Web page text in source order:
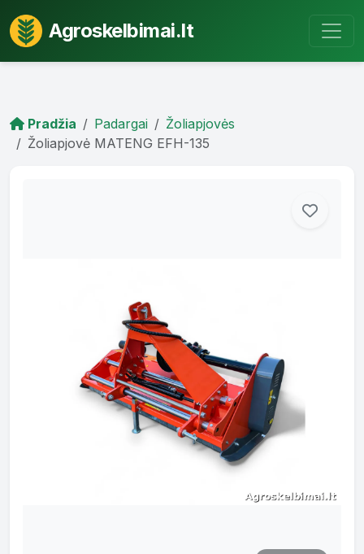
Agroskelbimai.lt
Pradžia Padargai
Žoliapjovės
Žoliapjovė MATENG EFH-135